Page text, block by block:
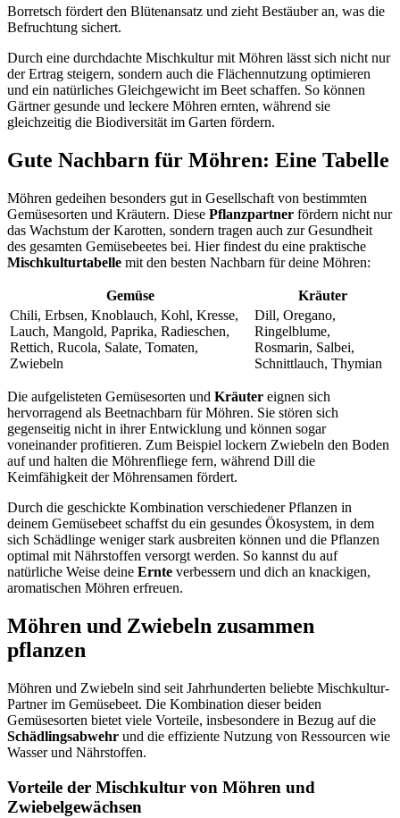
Borretsch fördert den Blütenansatz und zieht Bestäuber an, was die
Befruchtung sichert.
Durch eine durchdachte Mischkultur mit Möhren lässt sich nicht nur
der Ertrag steigern, sondern auch die Flächennutzung optimieren
und ein natürliches Gleichgewicht im Beet schaffen. So können
Gärtner gesunde und leckere Möhren ernten, während sie
gleichzeitig die Biodiversität im Garten fördern.
Gute Nachbarn für Möhren: Eine Tabelle
Möhren gedeihen besonders gut in Gesellschaft von bestimmten
Gemüsesorten und Kräutern. Diese Pflanzpartner fördern nicht nur
das Wachstum der Karotten, sondern tragen auch zur Gesundheit
des gesamten Gemüsebeetes bei. Hier findest du eine praktische
Mischkulturtabelle mit den besten Nachbarn für deine Möhren:
Gemüse
Kräuter
Chili, Erbsen, Knoblauch, Kohl, Kresse,
Lauch, Mangold, Paprika, Radieschen,
Rettich, Rucola, Salate, Tomaten,
Zwiebeln
Dill, Oregano,
Ringelblume,
Rosmarin, Salbei,
Schnittlauch, Thymian
Die aufgelisteten Gemüsesorten und Kräuter eignen sich
hervorragend als Beetnachbarn für Möhren. Sie stören sich
gegenseitig nicht in ihrer Entwicklung und können sogar
voneinander profitieren. Zum Beispiel lockern Zwiebeln den Boden
auf und halten die Möhrenfliege fern, während Dill die
Keimfähigkeit der Möhrensamen fördert.
Durch die geschickte Kombination verschiedener Pflanzen in
deinem Gemüsebeet schaffst du ein gesundes Ökosystem, in dem
sich Schädlinge weniger stark ausbreiten können und die Pflanzen
optimal mit Nährstoffen versorgt werden. So kannst du auf
natürliche Weise deine Ernte verbessern und dich an knackigen,
aromatischen Möhren erfreuen.
Möhren und Zwiebeln zusammen
pflanzen
Möhren und Zwiebeln sind seit Jahrhunderten beliebte Mischkultur-
Partner im Gemüsebeet. Die Kombination dieser beiden
Gemüsesorten bietet viele Vorteile, insbesondere in Bezug auf die
Schädlingsabwehr und die effiziente Nutzung von Ressourcen wie
Wasser und Nährstoffen.
Vorteile der Mischkultur von Möhren und
Zwiebelgewächsen